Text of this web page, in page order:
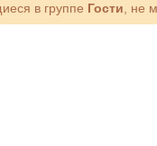
в группе Гости , не